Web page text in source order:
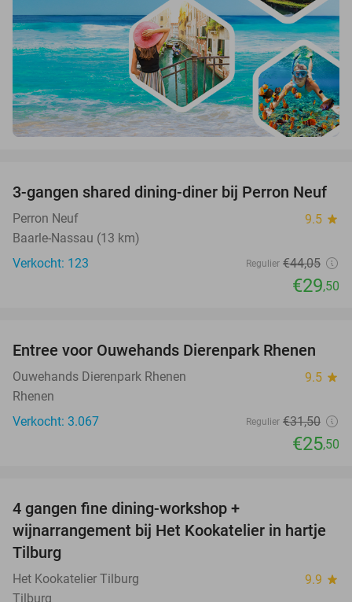
33%
3-gangen shared dining-diner bij Perron Neuf
Perron Neuf 9.5 star
Baarle-Nassau (13 km)
Verkocht: 123
Regulier €44,05
€29,50
19%
Entree voor Ouwehands Dierenpark Rhenen
Ouwehands Dierenpark Rhenen 9.5 star
Rhenen
Verkocht: 3.067
Regulier €31,50
€25,50
4 gangen fine dining-workshop +
wijnarrangement bij Het Kookatelier in hartje
Tilburg
Het Kookatelier Tilburg 9.9 star
Tilburg